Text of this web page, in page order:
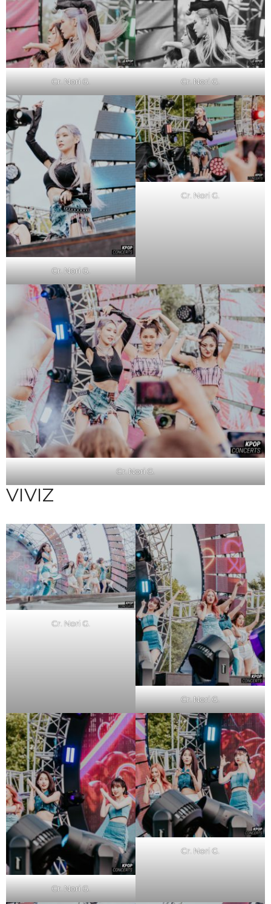
Cr. Nori G. Cr. Nori G.
Cr. Nori G.
Cr. Nori G.
Cr. Nori G.
VIVIZ
Cr. Nori G.
Cr. Nori G.
Cr. Nori G.
Cr. Nori G.